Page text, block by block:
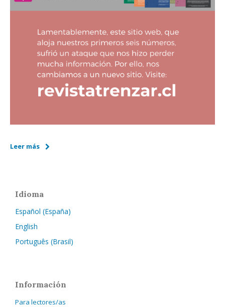
Leer más
Idioma
Español (España)
English
Português (Brasil)
Información
Para lectores/as